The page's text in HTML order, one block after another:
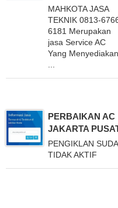
MAHKOTA JASA
TEKNIK 0813-
6181 Merupakan
jasa Service AC
Yang Menyediakan
PERBAIKAN AC
JAKARTA
PENGIKLAN
TIDAK AKTIF